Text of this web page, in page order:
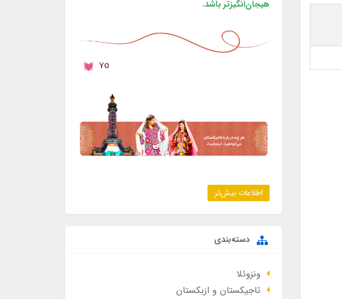
هیجان‌انگیزتر باشد.
اطلاعات بیش‌تر
دسته‌بندی
ونزوئلا
تاجیکستان و ازبکستان